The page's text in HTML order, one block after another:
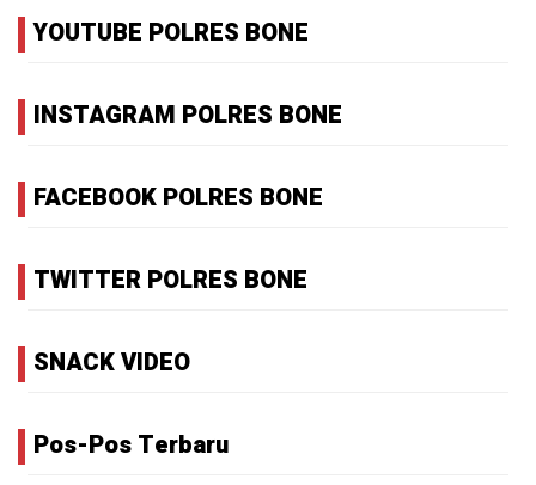
YOUTUBE POLRES BONE
INSTAGRAM POLRES BONE
FACEBOOK POLRES BONE
TWITTER POLRES BONE
SNACK VIDEO
Pos-Pos Terbaru